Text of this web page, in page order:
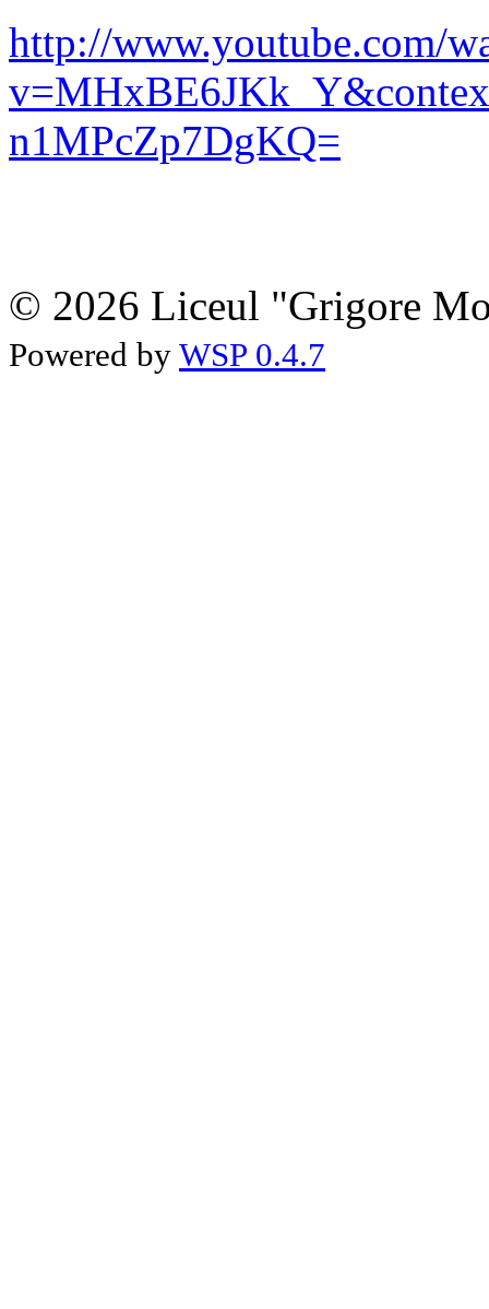
http://www.youtube.com/
n1MPcZp7DgKQ=
© 2026 Liceul "Grigore
Powered by WSP 0.4.7